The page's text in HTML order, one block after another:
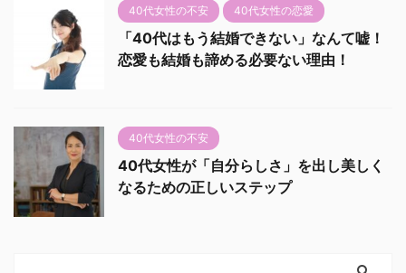
40代女性の不安 40代女性の恋愛
「40代はもう結婚できない」なんて嘘！
恋愛も結婚も諦める必要ない理由！
40代女性の不安
40代女性が「自分らしさ」を出し美しく
なるための正しいステップ